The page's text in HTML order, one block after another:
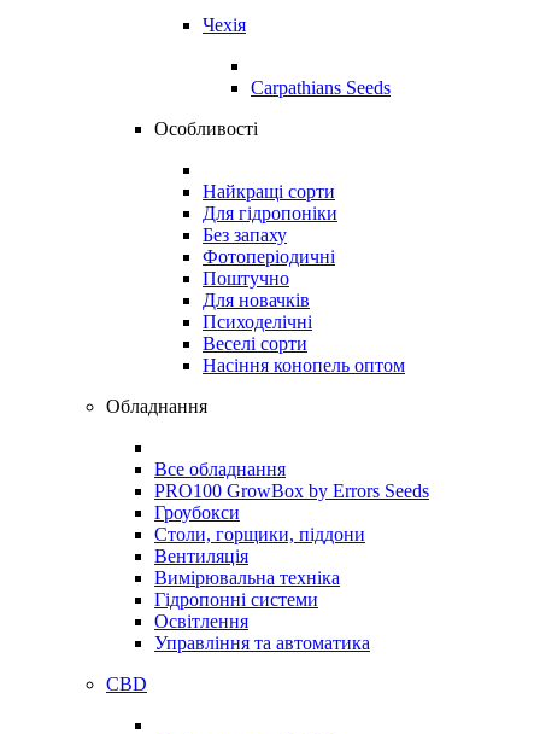
Чехія
Carpathians Seeds
Особливості
Найкращі сорти
Для гідропоніки
Без запаху
Фотоперіодичні
Поштучно
Для новачків
Психоделічні
Веселі сорти
Насіння конопель оптом
Обладнання
Все обладнання
PRO100 GrowBox by Errors Seeds
Гроубокси
Столи, горщики, піддони
Вентиляція
Вимірювальна техніка
Гідропонні системи
Освітлення
Управління та автоматика
CBD